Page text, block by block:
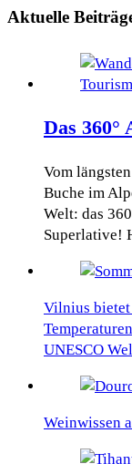
Aktuelle
Das
Vom
Buche im
Welt: das
Superlative!
Vilnius bietet
UNESCO
Weinwissen